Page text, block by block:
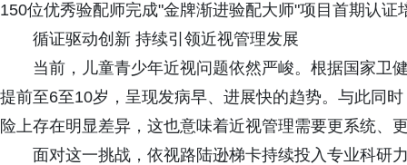
150位优秀验配师完成"金牌渐进验配大师"项目首期认证
循证驱动创新 持续引领近视管理发展
当前，儿童青少年近视问题依然严峻。根据国家卫
提前至6至10岁，呈现发病早、进展快的趋势。与此同
险上存在明显差异，这也意味着近视管理需要更系统、
面对这一挑战，依视路陆逊梯卡持续投入专业科研